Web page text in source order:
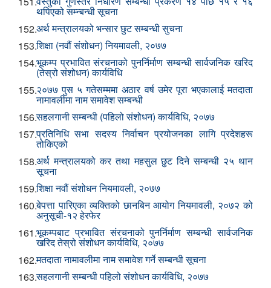
थपिएको सम्न्बन्धी सूचना
152.अर्थ मन्त्रालयको भन्सार छुट सम्बन्धी सुचना
153.शिक्षा (नवौं संशोधन) नियमावली, २०७७
154.भूकम्प प्रभावित संरचनाको पुनर्निर्माण सम्बन्धी सार्वजनिक खरिद
(तेस्रो संशोधन) कार्यविधि
155.२०७७ पुस ५ गतेसम्ममा अठार वर्ष उमेर पूरा भएकालाई मतदाता
नामावलीमा नाम समावेश सम्बन्धी
156.सहलगानी सम्बन्धी (पहिलो संशोधन) कार्यविधि, २०७७
157.प्रतिनिधि सभा सदस्य निर्वाचन प्रयोजनका लागि प्रदेशहरू
तोकिएको
158.अर्थ मन्त्रालयको कर तथा महसुल छुट दिने सम्बन्धी २५ थान
सूचना
159.शिक्षा नवौं संशोधन नियमावली, २०७७
160.बेपत्ता पारिएका व्यक्तिको छानबिन आयोग नियमावली, २०७२ को
अनुसूची-१२ हेरफेर
161.भूकम्पबाट प्रभावित संरचनाको पुनर्निर्माण सम्बन्धी सार्वजनिक
खरिद तेस्रो संशोधन कार्यविधि, २०७७
162.मतदाता नामावलीमा नाम समावेश गर्ने सम्बन्धी सूचना
163.सहलगानी सम्बन्धी पहिलो संशोधन कार्यविधि, २०७७